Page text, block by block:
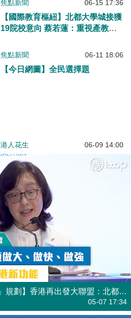
焦點新聞 06-15 17:36
【國際教育樞紐】北都大學城接獲
19院校意向 蔡若蓮：重視產教融
焦點新聞 06-11 18:06
【今日網圖】全民選擇題
港人花生 06-09 14:00
【短片】【解讀「十五五」規劃】香港再出發大聯盟：北都乃服務國家關鍵平台 甯漢豪：北都發展須做大、做快、做強
05-07 17:34